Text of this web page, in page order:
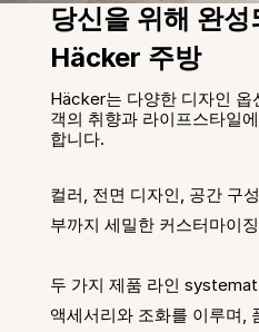
당신을 위해 완성
Häcker 주방
Häcker는 다양한 디자인 옵
객의 취향과 라이프스타일
합니다.
컬러, 전면 디자인, 공간 구
부까지 세밀한 커스터마이
두 가지 제품 라인
액세서리와 조화를 이루며,